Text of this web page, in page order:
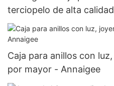
terciopelo de alta
Caja para anillos con
por mayor - Annaigee